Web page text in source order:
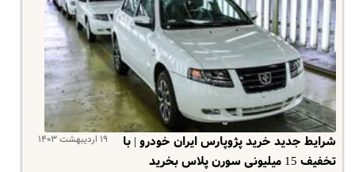
۱۹ اردیبهشت ۱۴۰۳
شرایط جدید خرید پژوپارس ایران خودرو | با
تخفیف 15 میلیونی سورن پلاس بخرید